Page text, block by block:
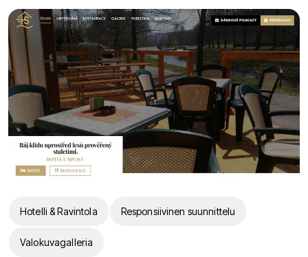
Hotelli & Ravintola Responsiivinen suunnittelu
Valokuvagalleria